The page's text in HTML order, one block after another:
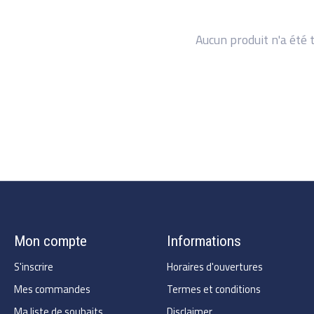
Aucun produit n'a été
Mon compte
S'inscrire
Mes commandes
Informations
Horaires d'ouvertures
Termes et conditions